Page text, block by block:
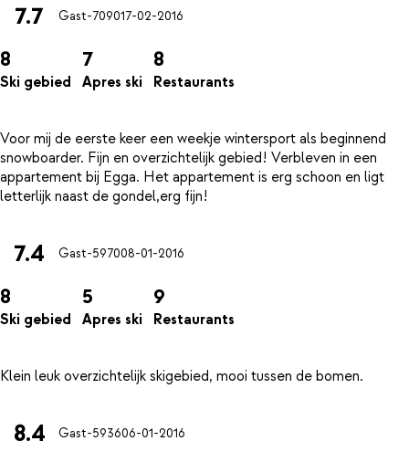
7.7 Gast-709017-02-2016
8
Ski gebied
7
Apres ski
8
Restaurants
Voor mij de eerste keer een weekje wintersport als beginnend
snowboarder. Fijn en overzichtelijk gebied! Verbleven in een
appartement bij Egga. Het appartement is erg schoon en ligt
7.4 Gast-597008-01-2016
8
Ski gebied
5
Apres ski
9
Restaurants
8.4 Gast-593606-01-2016